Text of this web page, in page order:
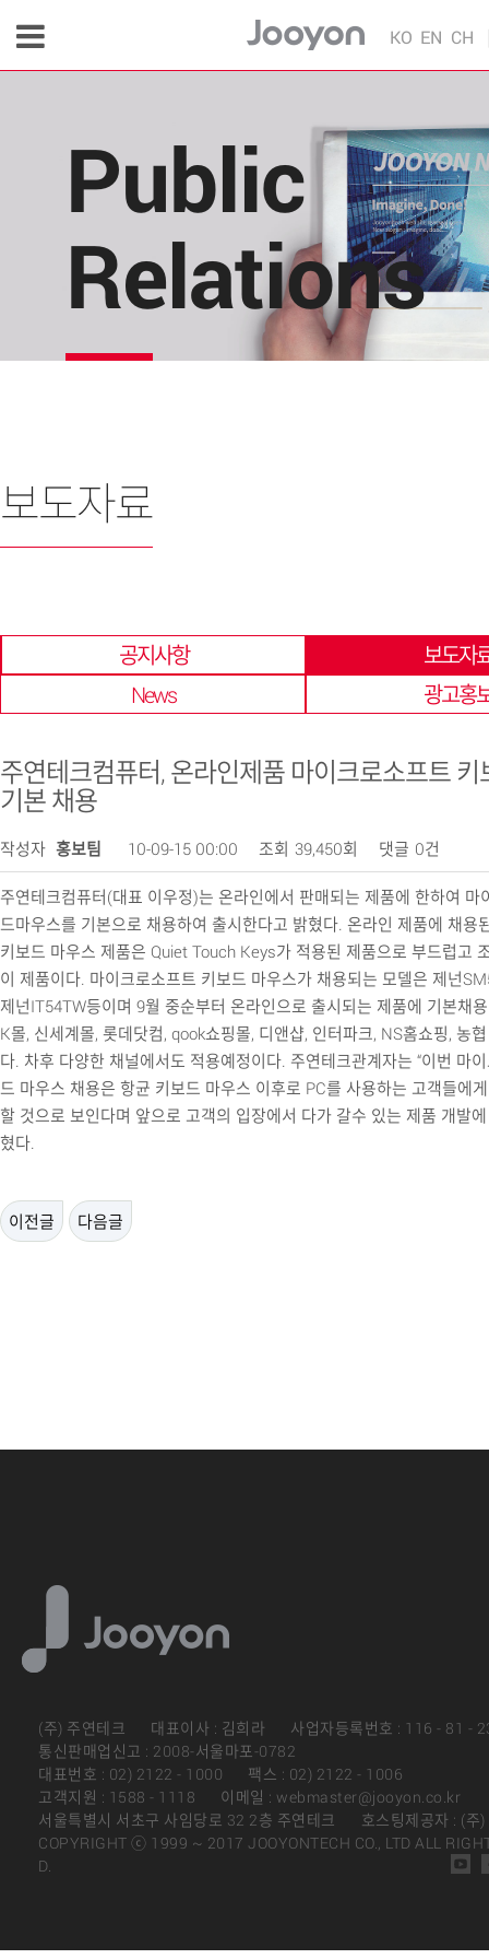
KO EN CH
Public
Relations
편리하게
한 곳에 모아 확인 할 수 있습니다.
보도자료
공지사항
보도자
News
광고홍
주연테크컴퓨터, 온라인제품 마이크로소프트 키
기본 채용
작성자 홍보팀 10-09-15 00:00 조회 39,450회 댓글 0건
주연테크컴퓨터(대표 이우정)는 온라인에서 판매되는 제품에 한하여 마
드마우스를 기본으로 채용하여 출시한다고 밝혔다. 온라인 제품에 채용
키보드 마우스 제품은 Quiet Touch Keys가 적용된 제품으로 부드럽고
이 제품이다. 마이크로소프트 키보드 마우스가 채용되는 모델은 제넌
제넌IT54TW등이며 9월 중순부터 온라인으로 출시되는 제품에 기본채
K몰, 신세계몰, 롯데닷컴, qook쇼핑몰, 디앤샵, 인터파크, NS홈쇼핑, 농
다. 차후 다양한 채널에서도 적용예정이다. 주연테크관계자는 “이번 마
드 마우스 채용은 항균 키보드 마우스 이후로 PC를 사용하는 고객들에
할 것으로 보인다며 앞으로 고객의 입장에서 다가 갈수 있는 제품 개발
혔다.
이전글 다음글
(주) 주연테크 대표이사 : 김희라
사업자등록번호 : 116 - 81 -
통신판매업신고 : 2008-서울마포-0782
대표번호 : 02) 2122 - 1000
팩스 : 02) 2122 - 1006
고객지원 : 1588 - 1118
이메일 : webmaster@jooyon.co.kr
서울특별시 서초구 사임당로 32 2층 주연테크
호스팅제공자 : (주
COPYRIGHT ⓒ 1999 ~ 2017 JOOYONTECH CO., LTD ALL
D.